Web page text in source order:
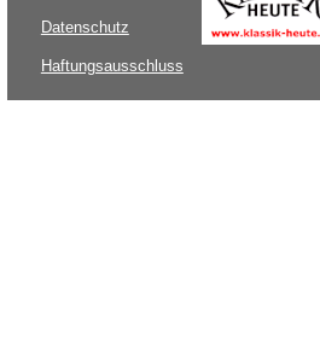
Datenschutz
Haftungsausschluss